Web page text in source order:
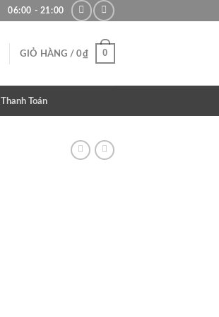
06:00 - 21:00
GIỎ HÀNG /0₫ 0
Thanh Toán